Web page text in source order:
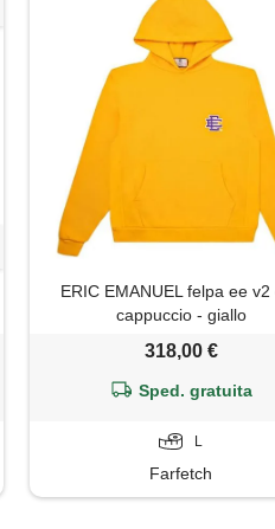
ERIC EMANUEL felpa ee v2
cappuccio - giallo
318,00 €
Sped. gratuita
L
Farfetch